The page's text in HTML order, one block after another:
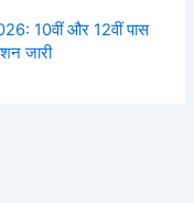
10वीं और 12वीं पास
जारी